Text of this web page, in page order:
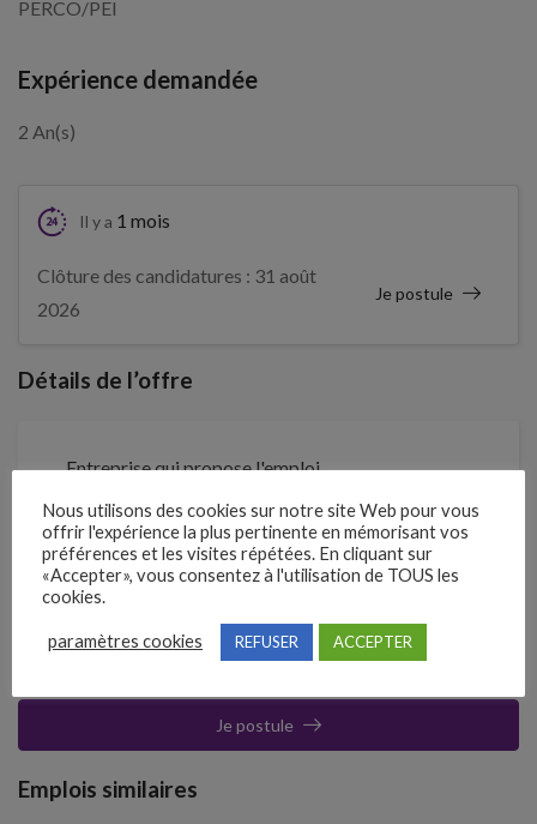
PERCO/PEI
Expérience demandée
2 An(s)
Il y a 1 mois
Clôture des candidatures : 31 août
2026
Je postule
Détails de l’offre
Entreprise qui propose l'emploi
AGEA PROMOTION
Référence
210RJVN
Je postule
Emplois similaires
Nous utilisons des cookies sur notre site Web pour vous
offrir l'expérience la plus pertinente en mémorisant vos
préférences et les visites répétées. En cliquant sur
«Accepter», vous consentez à l'utilisation de TOUS les
cookies.
paramètres cookies REFUSER ACCEPTER